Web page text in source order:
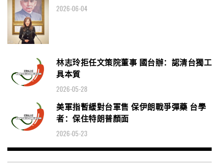
2026-06-04
林志玲拒任文策院董事 國台辦：認清台獨工
具本質
2026-05-28
美軍指暫緩對台軍售 保伊朗戰爭彈藥 台學
者：保住特朗普顏面
2026-05-23